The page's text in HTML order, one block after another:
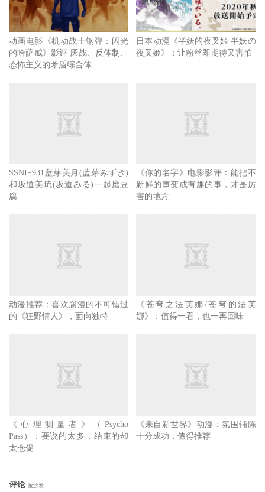
动画电影《机动战士钢弹：闪光
的哈萨威》影评 厌战、反体制、
恐怖主义的矛盾综合体
日本动漫《半妖的夜叉姬 半妖の
夜叉姫》：让粉丝即期待又害怕
SSNI−931蓝芽美月(蓝芽みずき)
和坂道美琉(坂道みる)一起磨豆
腐
《你的名字》电影影评：能把不
新鲜的事变成有趣的事，才是厉
害的地方
动漫推荐：喜欢腐漫的不可错过
的《狂野情人》，面向独特
《苍穹之法芙娜/苍穹的法芙
娜》：值得一看，也一再回味
《心理测量者》（Psycho
Pass）：要说的太多，结束的却
太仓促
《来自新世界》动漫：氛围铺陈
十分成功，值得推荐
评论 抢沙发